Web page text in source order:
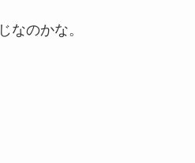
なのかな。